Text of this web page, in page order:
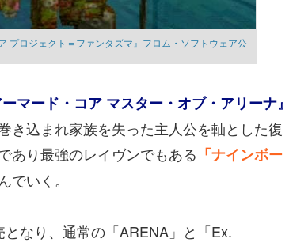
プロジェクト＝ファンタズマ』フロム・ソフトウェア公
ーマード・コア マスター・オブ・アリーナ』
き込まれ家族を失った主人公を軸とした復
あり最強のレイヴンでもある 「ナインボー
でいく。
なり、通常の「ARENA」と「Ex.